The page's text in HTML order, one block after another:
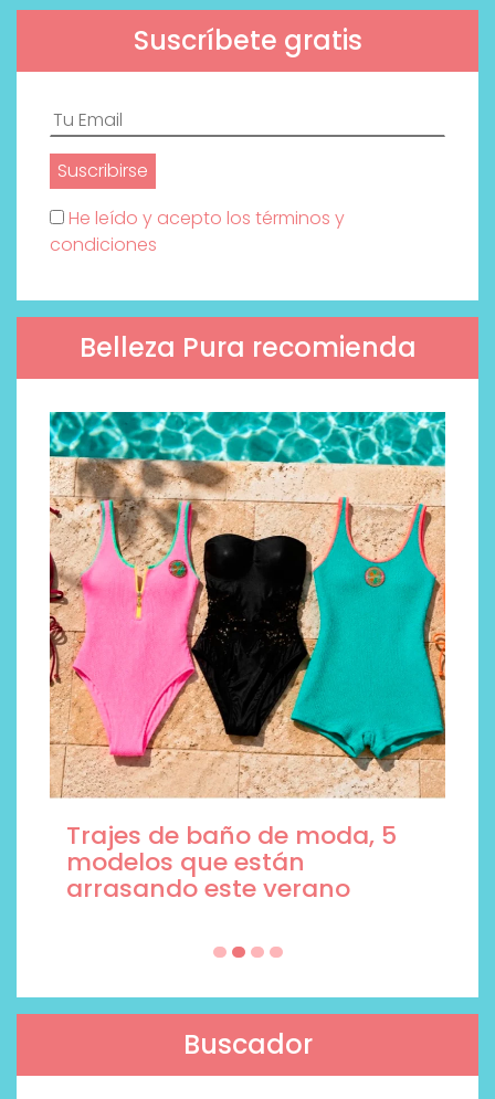
Suscríbete gratis
He leído y acepto los términos y
condiciones
Belleza Pura recomienda
Trajes de baño de moda, 5
modelos que están
arrasando este verano
Buscador